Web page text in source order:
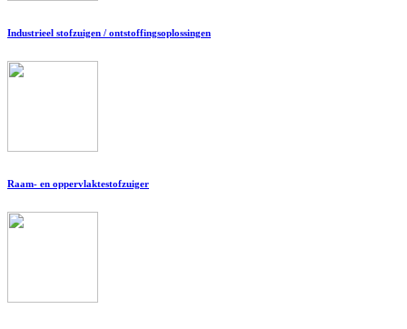
Industrieel stofzuigen / ontstoffingsoplossingen
Raam- en oppervlaktestofzuiger